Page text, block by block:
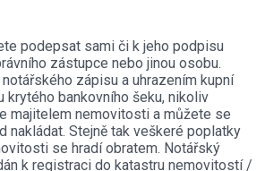
podepsat sami či k jeho podpisu
zástupce nebo jinou osobu.
zápisu a uhrazením kupní
krytého bankovního šeku, nikoliv
majitelem nemovitosti a můžete se
nakládat. Stejně tak veškeré poplatky
se hradí obratem. Notářský
k registraci do katastru nemovitostí /